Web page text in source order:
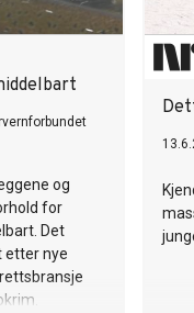
og
for
Det
etter nye